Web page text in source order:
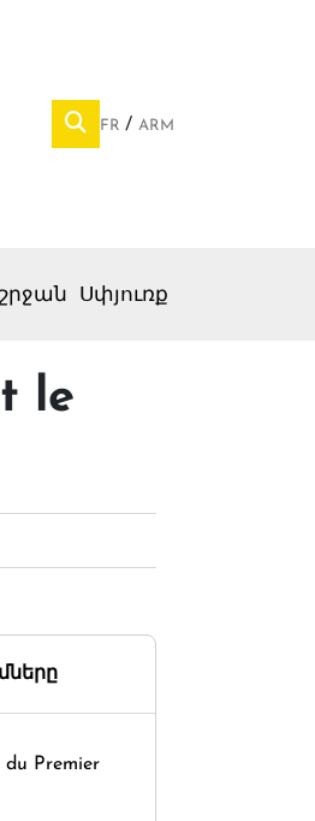
FR ARM
Սփյուռք
le
du Premier